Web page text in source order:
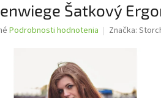
Šatkový
Podrobnosti hodnotenia Značka: